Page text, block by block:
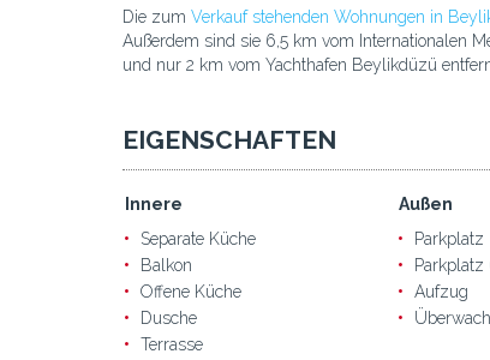
Die zum Verkauf stehenden Wohnungen in
Außerdem sind sie 6,5 km vom Internationalen
und nur 2 km vom Yachthafen Beylikdüzü
EIGENSCHAFTEN
Innere
Separate Küche
Balkon
Offene Küche
Dusche
Terrasse
Außen
Parkplatz
Parkplatz
Aufzug